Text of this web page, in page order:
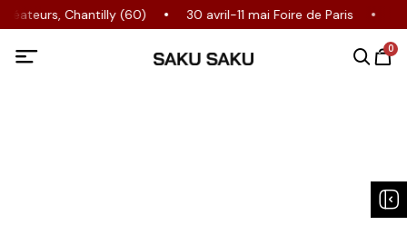
Chantilly (60) 30 avril-11 mai Foire de Paris
0